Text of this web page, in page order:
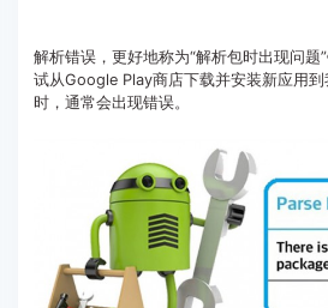
解析错误，更好地称为“解析包时出现问题
试从Google Play商店下载并安装新应用
时，通常会出现错误。